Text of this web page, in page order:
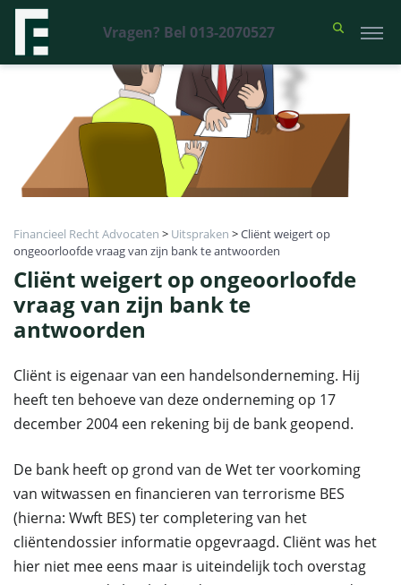
Vragen? Bel 013-2070527
Financieel Recht Advocaten > Uitspraken >Cliënt weigert op
ongeoorloofde vraag van zijn bank te antwoorden
Cliënt weigert op ongeoorloofde
vraag van zijn bank te
antwoorden
Cliënt is eigenaar van een handelsonderneming. Hij
heeft ten behoeve van deze onderneming op 17
december 2004 een rekening bij de bank geopend.
De bank heeft op grond van de Wet ter voorkoming
van witwassen en financieren van terrorisme BES
(hierna: Wwft BES) ter completering van het
cliëntendossier informatie opgevraagd. Cliënt was het
hier niet mee eens maar is uiteindelijk toch overstag